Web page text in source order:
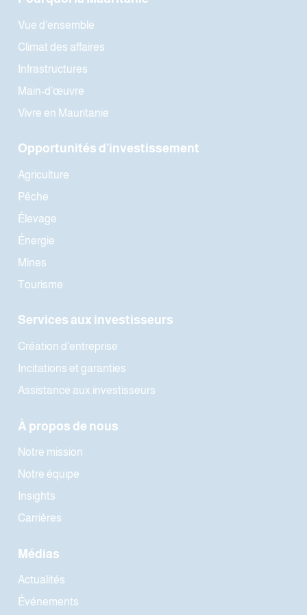
Vue d’ensemble
Climat des affaires
Infrastructures
Main-d’œuvre
Vivre en Mauritanie
Opportunités d’investissement
Agriculture
Pêche
Élevage
Énergie
Mines
Tourisme
Services aux investisseurs
Création d’entreprise
Incitations et garanties
Assistance aux investisseurs
À propos de nous
Notre mission
Notre équipe
Insights
Carrières
Médias
Actualités
Événements